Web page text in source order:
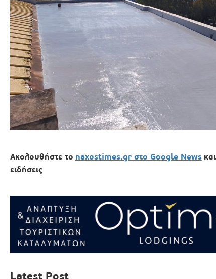
Ακολουθήστε το naxostimes.gr στο Google News
ειδήσεις